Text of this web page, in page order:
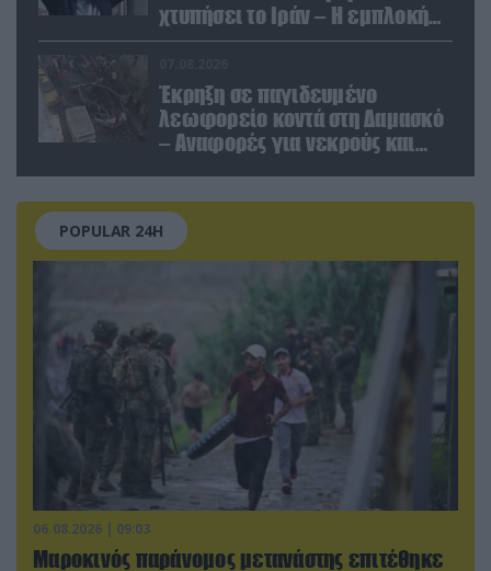
χτυπήσει το Ιράν – Η εμπλοκή
του Μ.Αχμαντινετζάντ
Έκρηξη σε παγιδευμένο
λεωφορείο κοντά στη Δαμασκό
– Αναφορές για νεκρούς και
POPULAR 24H
06.08.2026 | 09:03
Μαροκινός παράνομος μετανάστης επιτέθηκε